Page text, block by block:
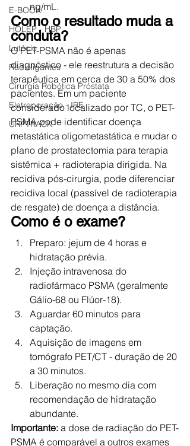
E-BOOK
HOLEP - HBP
Lutécio
Radioligantes
Cirurgia Robótica Próstata
Eletroporação - IRE
URPTRACK
ng/mL.
Como o resultado muda a
conduta?
O PET-PSMA não é apenas
diagnóstico - ele reestrutura a decisão
terapêutica em cerca de 30 a 50% dos
pacientes. Em um paciente
considerado localizado por TC, o PET-
PSMA pode identificar doença
metastática oligometastática e mudar o
plano de prostatectomia para terapia
sistêmica + radioterapia dirigida. Na
recidiva pós-cirurgia, pode diferenciar
recidiva local (passível de radioterapia
de resgate) de doença a distância.
Como é o exame?
Preparo: jejum de 4 horas e
hidratação prévia.
Injeção intravenosa do
radiofármaco PSMA (geralmente
Gálio-68 ou Flúor-18).
Aguardar 60 minutos para
captação.
Aquisição de imagens em
tomógrafo PET/CT - duração de 20
a 30 minutos.
Liberação no mesmo dia com
recomendação de hidratação
abundante.
Importante: a dose de radiação do PET-
PSMA é comparável a outros exames